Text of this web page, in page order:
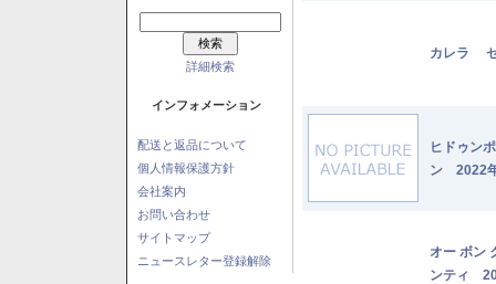
詳細検索
インフォメーション
配送と返品について
個人情報保護方針
会社案内
お問い合わせ
サイトマップ
ニュースレター登録解除
カレラ
ヒドゥン
ン 2022
オー ボン
ンティ